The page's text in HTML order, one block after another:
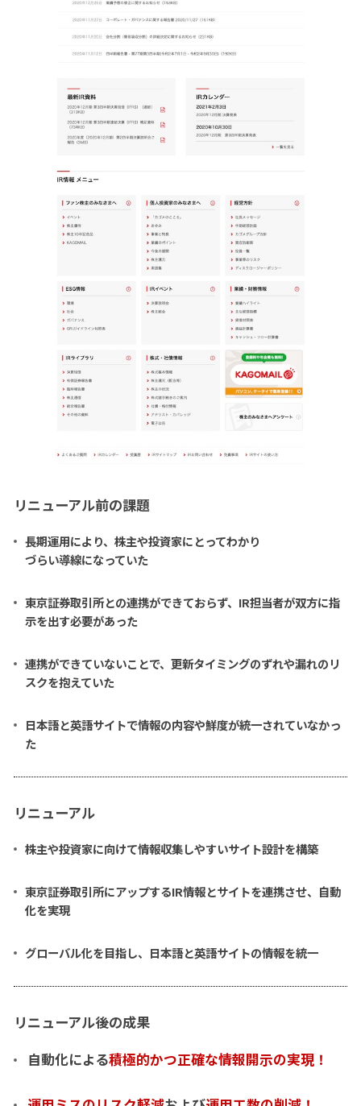
リニューアル前の課題
長期運用により、株主や投資家にとってわかり
づらい導線になっていた
東京証券取引所との連携ができておらず、IR担当者が双方に指
示を出す必要があった
連携ができていないことで、更新タイミングのずれや漏れのリ
スクを抱えていた
日本語と英語サイトで情報の内容や鮮度が統一されていなかっ
た
リニューアル
株主や投資家に向けて情報収集しやすいサイト設計を構築
東京証券取引所にアップするIR情報とサイトを連携させ、自動
化を実現
グローバル化を目指し、日本語と英語サイトの情報を統一
リニューアル後の成果
自動化による積極的かつ正確な情報開示の実現！